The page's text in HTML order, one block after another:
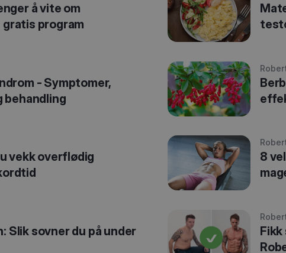
å vite om
program
- Symptomer,
behandling
vekk overflødig
8
sovner du på under
Fikk